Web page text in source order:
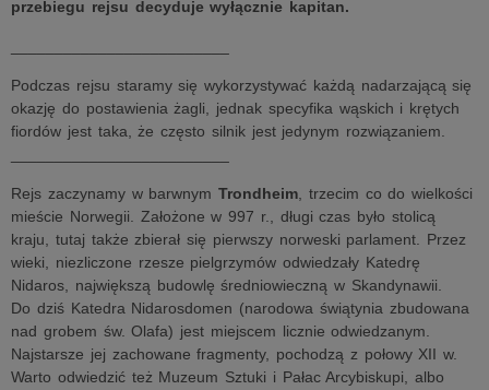
przebiegu rejsu decyduje wyłącznie kapitan.
Podczas rejsu staramy się wykorzystywać każdą nadarzającą się
okazję do postawienia żagli, jednak specyfika wąskich i krętych
fiordów jest taka, że często silnik jest jedynym rozwiązaniem.
Rejs zaczynamy w barwnym Trondheim , trzecim co do wielkości
mieście Norwegii. Założone w 997 r., długi czas było stolicą
kraju, tutaj także zbierał się pierwszy norweski parlament. Przez
wieki, niezliczone rzesze pielgrzymów odwiedzały Katedrę
Nidaros, największą budowlę średniowieczną w Skandynawii.
Do dziś Katedra Nidarosdomen (narodowa świątynia zbudowana
nad grobem św. Olafa) jest miejscem licznie odwiedzanym.
Najstarsze jej zachowane fragmenty, pochodzą z połowy XII w.
Warto odwiedzić też Muzeum Sztuki i Pałac Arcybiskupi, albo